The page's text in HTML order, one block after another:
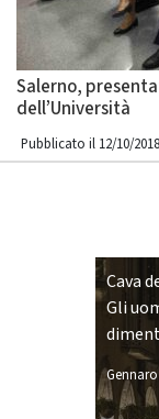
Salerno,
dell’Università
Pubblicato il 12/10/2018
Cava
Gli